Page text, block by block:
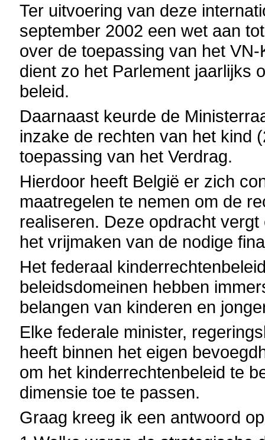
Ter uitvoering van deze
september 2002 een wet aan
over de toepassing van het
dient zo het Parlement jaarlijks
beleid.
Daarnaast keurde de
inzake de rechten van het kind
toepassing van het Verdrag.
Hierdoor heeft België er zich
maatregelen te nemen om de
realiseren. Deze opdracht
het vrijmaken van de nodige
Het federaal
beleidsdomeinen hebben
belangen van kinderen en
Elke federale minister,
heeft binnen het eigen
om het kinderrechtenbeleid te
dimensie toe te passen.
Graag kreeg ik een antwoord